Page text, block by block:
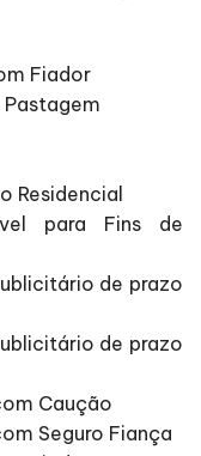
Fiador
Residencial
para Fins de
de prazo
de prazo
Caução
Seguro Fiança